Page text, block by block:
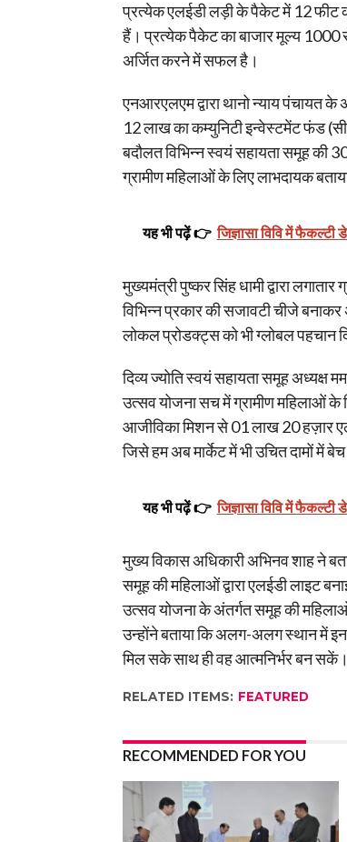
प्रत्येक एलईडी लड़ी के पैकेट में 12 फीट
हैं। प्रत्येक पैकेट का बाजार मूल्य
अर्जित करने में सफल है।
एनआरएलएम द्वारा थानो न्याय पंचायत
12 लाख का कम्युनिटी इन्वेस्टमेंट फंड
बदौलत विभिन्न स्वयं सहायता समूह की
ग्रामीण महिलाओं के लिए लाभदायक
यह भी पढ़ें 👉 जिज्ञासा विवि में फैकल्टी
मुख्यमंत्री पुष्कर सिंह धामी द्वारा
विभिन्न प्रकार की सजावटी चीजे
लोकल प्रोडक्ट्स को भी ग्लोबल पहचान
दिव्य ज्योति स्वयं सहायता समूह अध्यक्ष
उत्सव योजना सच में ग्रामीण महिलाओं के
आजीविका मिशन से 01 लाख 20 हज़ार
जिसे हम अब मार्केट में भी उचित दामों में बेच
यह भी पढ़ें 👉 जिज्ञासा विवि में फैकल्टी
मुख्य विकास अधिकारी अभिनव शाह ने
समूह की महिलाओं द्वारा एलईडी लाइट
उत्सव योजना के अंतर्गत समूह की
उन्होंने बताया कि अलग-अलग स्थान में
मिल सके साथ ही वह आत्मनिर्भर बन सकें।
RELATED ITEMS: FEATURED
RECOMMENDED FOR YOU